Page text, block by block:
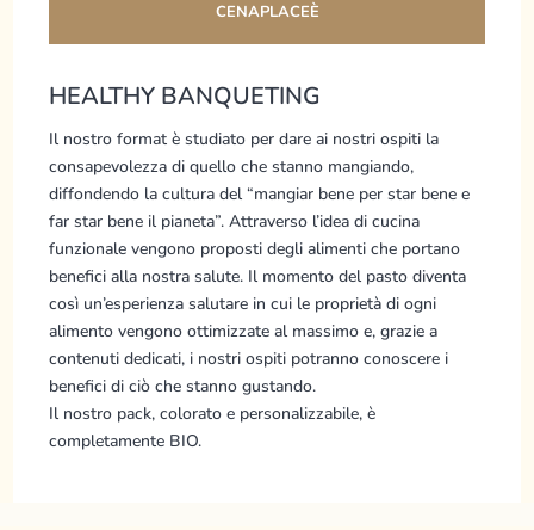
CENAPLACEÈ
HEALTHY BANQUETING
Il nostro format è studiato per dare ai nostri ospiti la
consapevolezza di quello che stanno mangiando,
diffondendo la cultura del “mangiar bene per star bene e
far star bene il pianeta”. Attraverso l’idea di cucina
funzionale vengono proposti degli alimenti che portano
benefici alla nostra salute. Il momento del pasto diventa
così un’esperienza salutare in cui le proprietà di ogni
alimento vengono ottimizzate al massimo e, grazie a
contenuti dedicati, i nostri ospiti potranno conoscere i
benefici di ciò che stanno gustando.
Il nostro pack, colorato e personalizzabile, è
completamente BIO.